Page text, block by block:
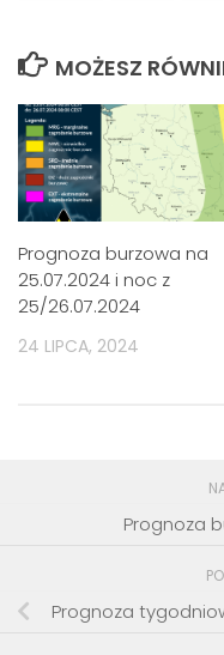
MOŻESZ
Prognoza burzowa na
25.07.2024 i noc z
25/26.07.2024
24 LIPCA, 2024
Prognoza
Prognoza